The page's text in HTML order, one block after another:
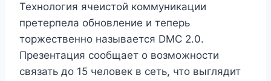
Технология ячеистой коммуникации
претерпела обновление и теперь
торжественно называется DMC 2.0.
Презентация сообщает о возможности
связать до 15 человек в сеть, что выглядит